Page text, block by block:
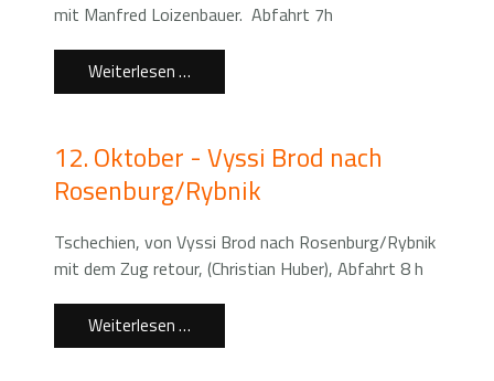
mit Manfred Loizenbauer. Abfahrt 7h
Weiterlesen …
12. Oktober - Vyssi Brod nach
Rosenburg/Rybnik
Tschechien, von Vyssi Brod nach Rosenburg/Rybnik
mit dem Zug retour, (Christian Huber), Abfahrt 8 h
Weiterlesen …